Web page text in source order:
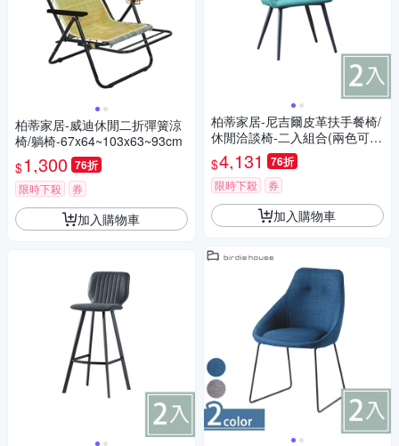
柏蒂家居-威迪休閒二折彈簧涼
椅/躺椅-67x64~103x63~93cm
$1,300 76折
限時下殺 券
加入購物車
柏蒂家居-尼吉爾皮革扶手餐椅/
休閒洽談椅-二入組合(兩色可
選-綠色/灰色)-57x60x81cm
$4,131 76折
限時下殺 券
加入購物車